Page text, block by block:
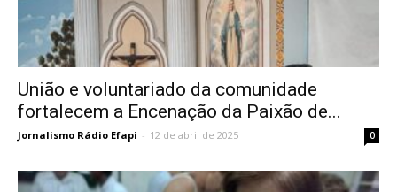
União e voluntariado da comunidade
fortalecem a Encenação da Paixão de...
Jornalismo Rádio Efapi - 12 de abril de 2025 0